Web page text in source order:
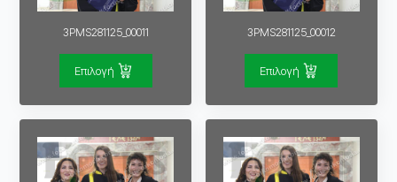
3PMS281125_00011
Επιλογή
3PMS281125_00012
Επιλογή